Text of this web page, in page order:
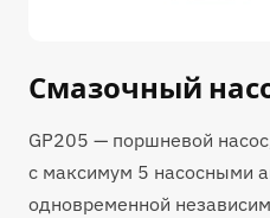
Смазочный
GP205 — поршневой
с максимум 5 насосными
одновременной